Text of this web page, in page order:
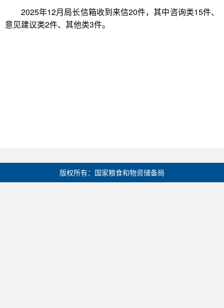
2025年12月局长信箱收到来信20件，其中咨询类15件、
意见建议类2件、其他类3件。
版权所有：国家粮食和物资储备局